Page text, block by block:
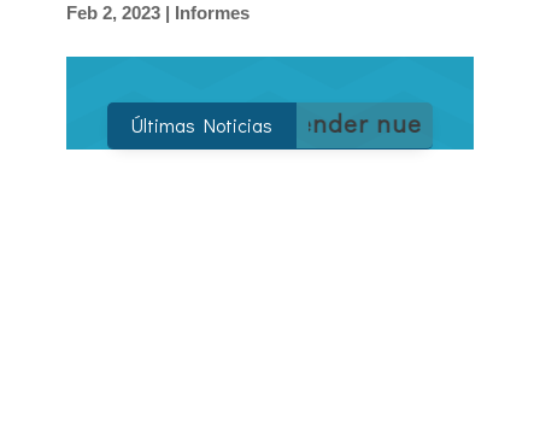
Feb 2, 2023| Informes
Últimas Noticias
defender nuestros territorios